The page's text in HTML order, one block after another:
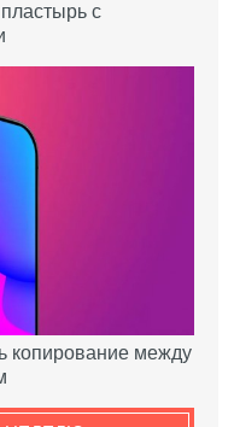
с
копирование между